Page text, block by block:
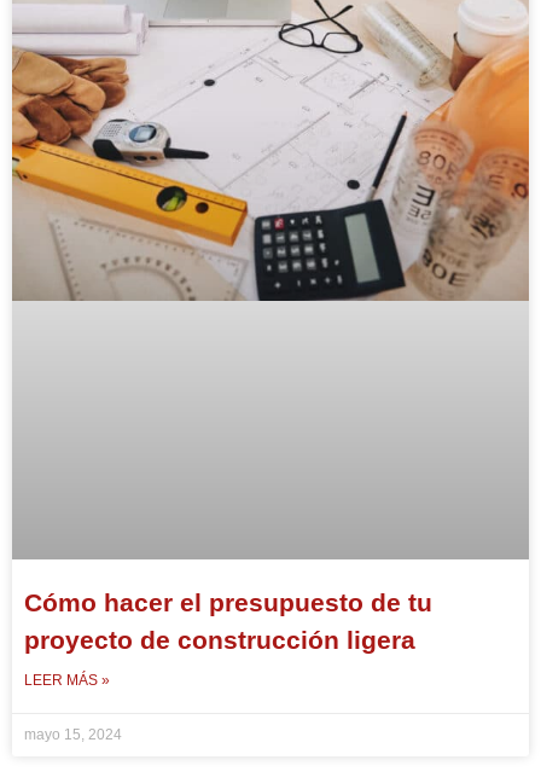
Cómo hacer el presupuesto de tu
proyecto de construcción ligera
LEER MÁS »
mayo 15, 2024